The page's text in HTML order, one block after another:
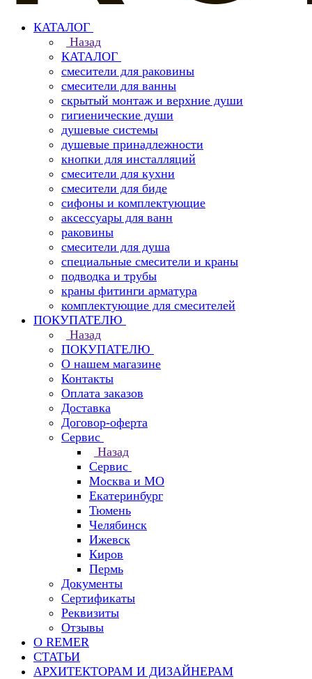
КАТАЛОГ
Назад
КАТАЛОГ
смесители для раковины
смесители для ванны
скрытый монтаж и верхние души
гигиенические души
душевые системы
душевые принадлежности
кнопки для инсталляций
смесители для кухни
смесители для биде
сифоны и комплектующие
аксессуары для ванн
раковины
смесители для душа
специальные смесители и краны
подводка и трубы
краны фитинги арматура
комплектующие для смесителей
ПОКУПАТЕЛЮ
Назад
ПОКУПАТЕЛЮ
О нашем магазине
Контакты
Оплата заказов
Доставка
Договор-оферта
Сервис
Назад
Сервис
Москва и МО
Екатеринбург
Тюмень
Челябинск
Ижевск
Киров
Пермь
Документы
Сертификаты
Реквизиты
Отзывы
О REMER
СТАТЬИ
АРХИТЕКТОРАМ И ДИЗАЙНЕРАМ